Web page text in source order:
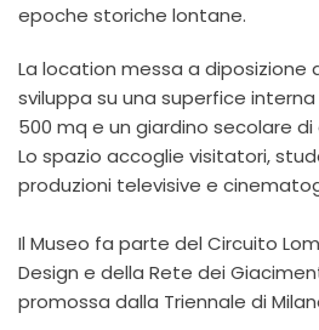
epoche storiche lontane.
La location messa a diposizione
sviluppa su una superfice
500 mq e un giardino secolare di
Lo spazio accoglie visitatori,
produzioni televisive e
Il Museo fa parte del Circuito
Design e della Rete dei
promossa dalla Triennale di